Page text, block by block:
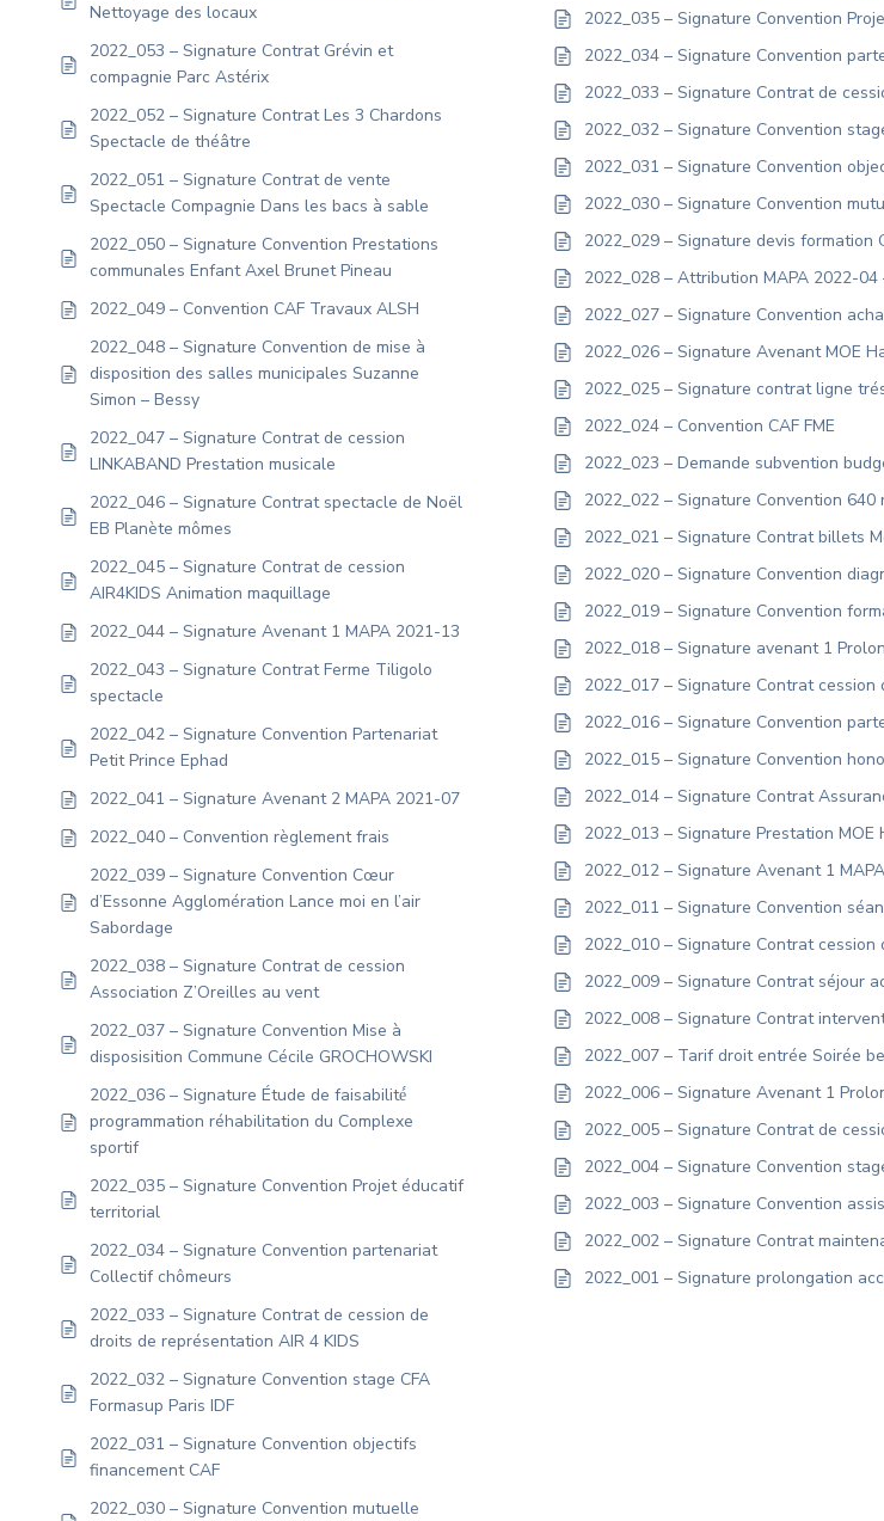
Nettoyage des locaux
2022_053 – Signature Contrat Grévin et
compagnie Parc Astérix
2022_052 – Signature Contrat Les 3 Chardons
Spectacle de théâtre
2022_051 – Signature Contrat de vente
Spectacle Compagnie Dans les bacs à sable
2022_050 – Signature Convention Prestations
communales Enfant Axel Brunet Pineau
2022_049 – Convention CAF Travaux ALSH
2022_048 – Signature Convention de mise à
disposition des salles municipales Suzanne
Simon – Bessy
2022_047 – Signature Contrat de cession
LINKABAND Prestation musicale
2022_046 – Signature Contrat spectacle de Noël
EB Planète mômes
2022_045 – Signature Contrat de cession
AIR4KIDS Animation maquillage
2022_044 – Signature Avenant 1 MAPA 2021-13
2022_043 – Signature Contrat Ferme Tiligolo
spectacle
2022_042 – Signature Convention Partenariat
Petit Prince Ephad
2022_041 – Signature Avenant 2 MAPA 2021-07
2022_040 – Convention règlement frais
2022_039 – Signature Convention Cœur
d’Essonne Agglomération Lance moi en l’air
Sabordage
2022_038 – Signature Contrat de cession
Association Z’Oreilles au vent
2022_037 – Signature Convention Mise à
disposisition Commune Cécile GROCHOWSKI
2022_036 – Signature Étude de faisabilité́
programmation réhabilitation du Complexe
sportif
2022_035 – Signature Convention Projet éducatif
territorial
2022_034 – Signature Convention partenariat
Collectif chômeurs
2022_033 – Signature Contrat de cession de
droits de représentation AIR 4 KIDS
2022_032 – Signature Convention stage CFA
Formasup Paris IDF
2022_031 – Signature Convention objectifs
financement CAF
2022_030 – Signature Convention mutuelle
2022_035 – Signature Convention
2022_034 – Signature Convention
2022_033 – Signature Contrat de
2022_032 – Signature Convention
2022_031 – Signature Convention
2022_030 – Signature Convention
2022_029 – Signature devis formation
2022_028 – Attribution MAPA 2022-
2022_027 – Signature Convention
2022_026 – Signature Avenant MOE
2022_025 – Signature contrat ligne
2022_024 – Convention CAF FME
2022_023 – Demande subvention
2022_022 – Signature Convention 640
2022_021 – Signature Contrat billets
2022_020 – Signature Convention
2022_019 – Signature Convention
2022_018 – Signature avenant 1
2022_017 – Signature Contrat
2022_016 – Signature Convention
2022_015 – Signature Convention
2022_014 – Signature Contrat
2022_013 – Signature Prestation MOE
2022_012 – Signature Avenant 1
2022_011 – Signature Convention
2022_010 – Signature Contrat
2022_009 – Signature Contrat séjour
2022_008 – Signature Contrat
2022_007 – Tarif droit entrée Soirée
2022_006 – Signature Avenant 1
2022_005 – Signature Contrat de
2022_004 – Signature Convention
2022_003 – Signature Convention
2022_002 – Signature Contrat
2022_001 – Signature prolongation